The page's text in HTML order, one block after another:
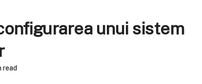
unui sistem
read